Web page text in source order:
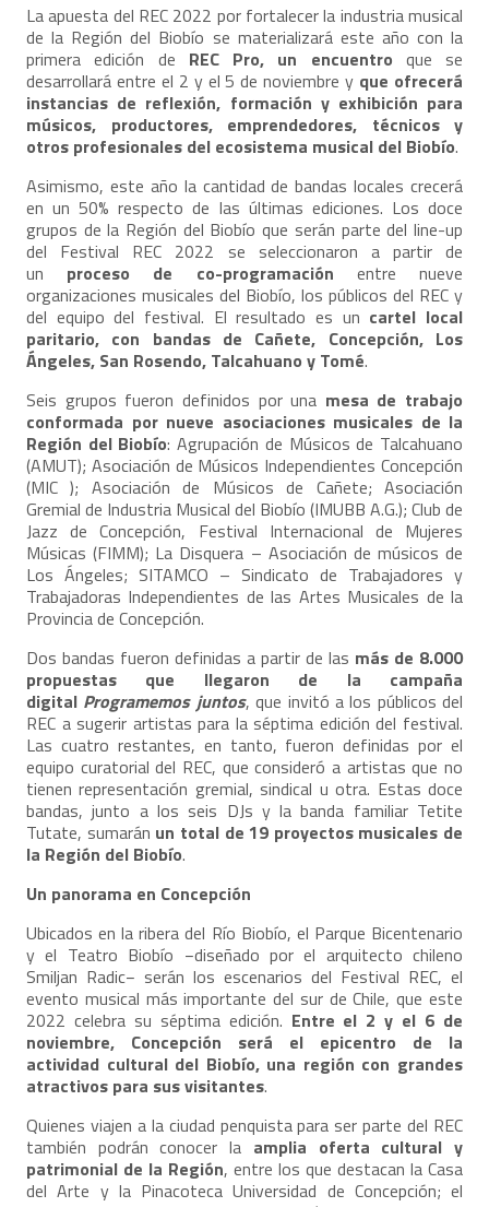
La apuesta del REC 2022 por fortalecer la industria musical
de la Región del Biobío se materializará este año con la
primera edición de REC Pro, un encuentro que se
desarrollará entre el 2 y el 5 de noviembre y que ofrecerá
instancias de reflexión, formación y exhibición para
músicos, productores, emprendedores, técnicos y
otros profesionales del ecosistema musical del Biobío.
Asimismo, este año la cantidad de bandas locales crecerá
en un 50% respecto de las últimas ediciones. Los doce
grupos de la Región del Biobío que serán parte del line-up
del Festival REC 2022 se seleccionaron a partir de
un proceso de co-programación entre nueve
organizaciones musicales del Biobío, los públicos del REC y
del equipo del festival. El resultado es un cartel local
paritario, con bandas de Cañete, Concepción, Los
Ángeles, San Rosendo, Talcahuano y Tomé.
Seis grupos fueron definidos por una mesa de trabajo
conformada por nueve asociaciones musicales de la
Región del Biobío: Agrupación de Músicos de Talcahuano
(AMUT); Asociación de Músicos Independientes Concepción
(MIC ); Asociación de Músicos de Cañete; Asociación
Gremial de Industria Musical del Biobío (IMUBB A.G.); Club de
Jazz de Concepción, Festival Internacional de Mujeres
Músicas (FIMM); La Disquera – Asociación de músicos de
Los Ángeles; SITAMCO – Sindicato de Trabajadores y
Trabajadoras Independientes de las Artes Musicales de la
Provincia de Concepción.
Dos bandas fueron definidas a partir de las más de 8.000
propuestas que llegaron de la campaña
digital Programemos juntos, que invitó a los públicos del
REC a sugerir artistas para la séptima edición del festival.
Las cuatro restantes, en tanto, fueron definidas por el
equipo curatorial del REC, que consideró a artistas que no
tienen representación gremial, sindical u otra. Estas doce
bandas, junto a los seis DJs y la banda familiar Tetite
Tutate, sumarán un total de 19 proyectos musicales de
la Región del Biobío.
Un panorama en Concepción
Ubicados en la ribera del Río Biobío, el Parque Bicentenario
y el Teatro Biobío −diseñado por el arquitecto chileno
Smiljan Radic− serán los escenarios del Festival REC, el
evento musical más importante del sur de Chile, que este
2022 celebra su séptima edición. Entre el 2 y el 6 de
noviembre, Concepción será el epicentro de la
actividad cultural del Biobío, una región con grandes
atractivos para sus visitantes.
Quienes viajen a la ciudad penquista para ser parte del REC
también podrán conocer la amplia oferta cultural y
patrimonial de la Región, entre los que destacan la Casa
del Arte y la Pinacoteca Universidad de Concepción; el